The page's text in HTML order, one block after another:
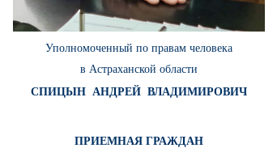
Уполномоченный по правам человека
в Астраханской области
СПИЦЫН АНДРЕЙ ВЛАДИМИРОВИЧ
ПРИЕМНАЯ ГРАЖДАН